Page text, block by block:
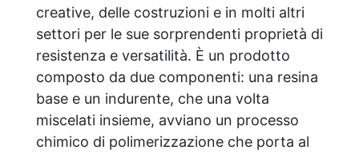
creative, delle costruzioni e in molti altri
settori per le sue sorprendenti proprietà di
resistenza e versatilità. È un prodotto
composto da due componenti: una resina
base e un indurente, che una volta
miscelati insieme, avviano un processo
chimico di polimerizzazione che porta al